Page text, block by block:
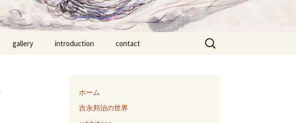
gallery introduction contact
検
索:
ホーム
吉永邦治の世界